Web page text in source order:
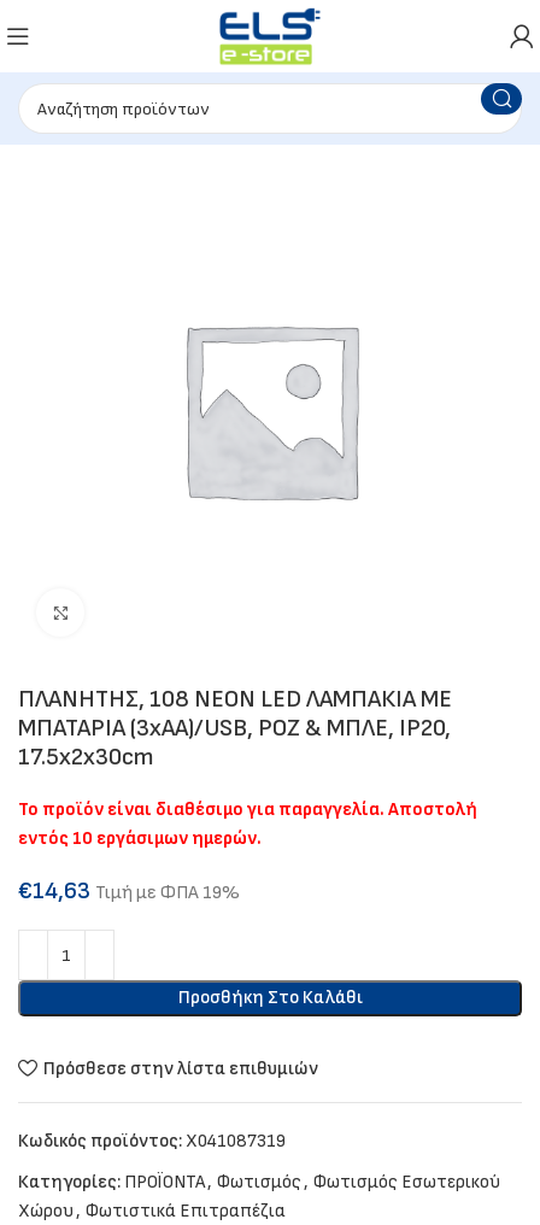
ΠΛΑΝΗΤΗΣ, 108 NEON LED ΛΑΜΠΑΚΙΑ ΜΕ
ΜΠΑΤΑΡΙΑ (3xAA)/USB, ΡΟΖ & ΜΠΛΕ, IP20,
17.5x2x30cm
Το προϊόν είναι διαθέσιμο για παραγγελία. Αποστολή
εντός 10 εργάσιμων ημερών.
€14,63 Τιμή με ΦΠΑ 19%
Προσθήκη Στο Καλάθι
Πρόσθεσε στην λίστα επιθυμιών
Κωδικός προϊόντος: X041087319
Κατηγορίες: ΠΡΟΪΟΝΤΑ, Φωτισμός, Φωτισμός Εσωτερικού
Χώρου, Φωτιστικά Επιτραπέζια